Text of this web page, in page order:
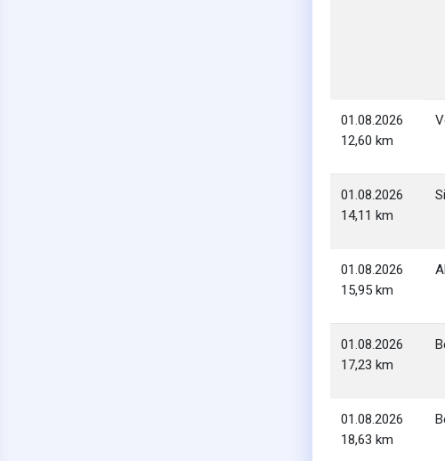
01.08.2026
12,60 km
01.08.2026
14,11 km
01.08.2026
15,95 km
01.08.2026
17,23 km
01.08.2026
18,63 km